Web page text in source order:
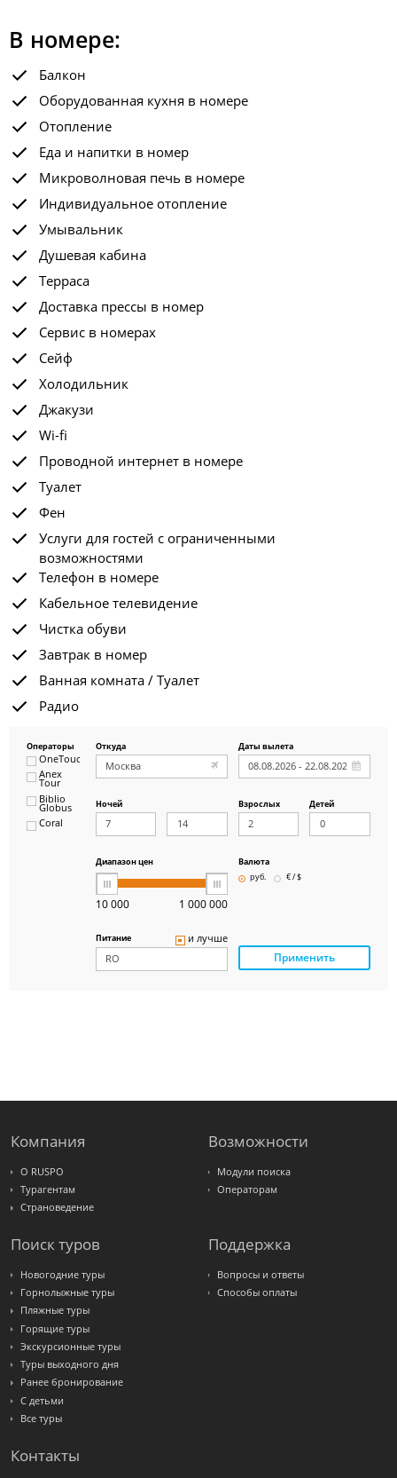
В номере:
Балкон
Оборудованная кухня в номере
Отопление
Еда и напитки в номер
Микроволновая печь в номере
Индивидуальное отопление
Умывальник
Душевая кабина
Терраса
Доставка прессы в номер
Сервис в номерах
Сейф
Холодильник
Джакузи
Wi-fi
Проводной интернет в номере
Туалет
Фен
Услуги для гостей с ограниченными
возможностями
Телефон в номере
Кабельное телевидение
Чистка обуви
Завтрак в номер
Ванная комната / Туалет
Радио
Операторы
OneTouch&Travel
Anex
Tour
Biblio
Globus
Coral
Интурист
Откуда Даты вылета
Ночей Взрослых Детей
Диапазон цен
10 000 1 000 000
Валюта
руб.
€ / $
Питание и лучше
Применить
Компания
О RUSPO
Турагентам
Страноведение
Возможности
Модули поиска
Операторам
Поиск туров
Новогодние туры
Горнолыжные туры
Пляжные туры
Горящие туры
Экскурсионные туры
Туры выходного дня
Ранее бронирование
С детьми
Все туры
Поддержка
Вопросы и ответы
Способы оплаты
Контакты